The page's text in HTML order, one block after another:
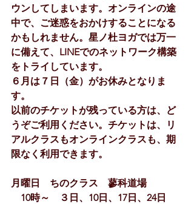
ウンしてしまいます。オンラインの途
中で、ご迷惑をおかけすることになる
かもしれません。星ノ杜ヨガでは万一
に備えて、LINEでのネットワーク構築
をトライしています。
６月は７日（金）がお休みとなりま
す。
以前のチケットが残っている方は、ど
うぞご利用ください。チケットは、リ
アルクラスもオンラインクラスも、期
限なく利用できます。
月曜日　ちのクラス　蓼科道場
10時～　３日、10日、17日、24日